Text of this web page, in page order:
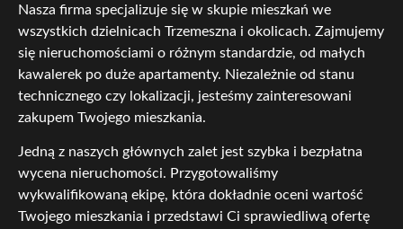
Nasza firma specjalizuje się w skupie mieszkań we
wszystkich dzielnicach Trzemeszna i okolicach. Zajmujemy
się nieruchomościami o różnym standardzie, od małych
kawalerek po duże apartamenty. Niezależnie od stanu
technicznego czy lokalizacji, jesteśmy zainteresowani
zakupem Twojego mieszkania.
Jedną z naszych głównych zalet jest szybka i bezpłatna
wycena nieruchomości. Przygotowaliśmy
wykwalifikowaną ekipę, która dokładnie oceni wartość
Twojego mieszkania i przedstawi Ci sprawiedliwą ofertę